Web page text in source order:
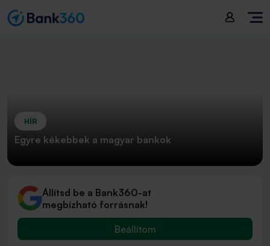
HÍR
Egyre kékebbek a magyar bankok
Állítsd be a Bank360-at
megbízható forrásnak!
Beállítom